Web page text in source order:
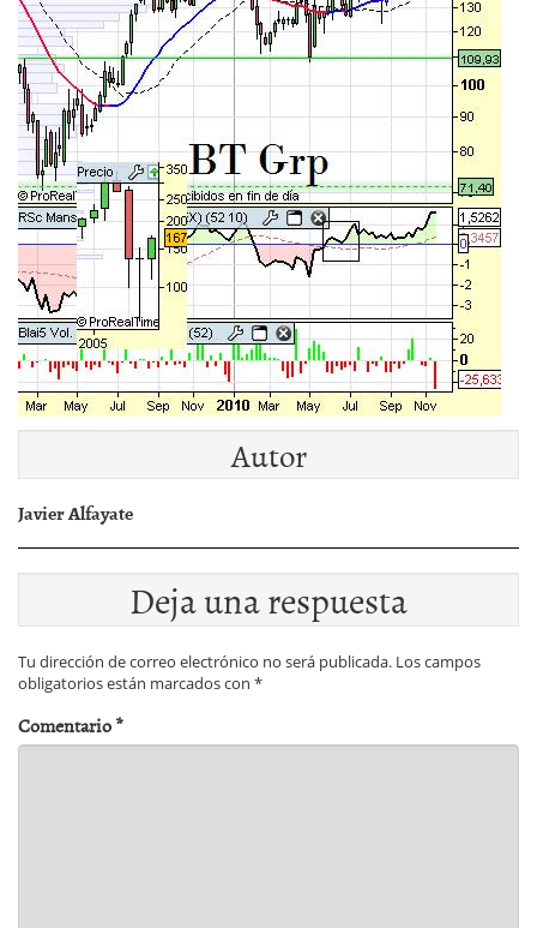
Autor
Javier Alfayate
Deja una respuesta
Tu dirección de correo electrónico no será publicada. Los campos
obligatorios están marcados con *
Comentario*